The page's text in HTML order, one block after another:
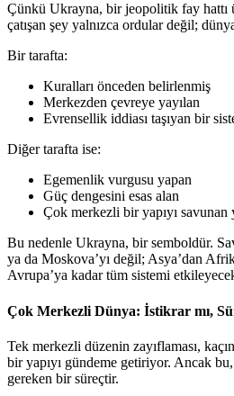
Çünkü Ukrayna, bir jeopolitik fay hattı
çatışan şey yalnızca ordular değil; dünya
Bir tarafta:
Kuralları önceden belirlenmiş
Merkezden çevreye yayılan
Evrensellik iddiası taşıyan bir
Diğer tarafta ise:
Egemenlik vurgusu yapan
Güç dengesini esas alan
Çok merkezli bir yapıyı savunan
Bu nedenle Ukrayna, bir semboldür.
ya da Moskova’yı değil; Asya’dan
Avrupa’ya kadar tüm sistemi
Çok Merkezli Dünya: İstikrar mı,
Tek merkezli düzenin zayıflaması,
bir yapıyı gündeme getiriyor. Ancak
gereken bir süreçtir.